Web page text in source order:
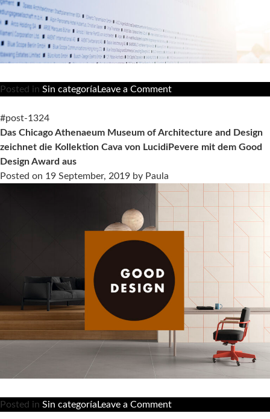
Posted in Sin categoría Leave a Commenton
Cava
erhält
den
Iconic
Preis
#post-1324
Das Chicago Athenaeum Museum of Architecture and Design
zeichnet die Kollektion Cava von LucidiPevere mit dem Good
Design Award aus
Posted on 19 September, 2019 by Paula
Posted in Sin categoría Leave a Commenton